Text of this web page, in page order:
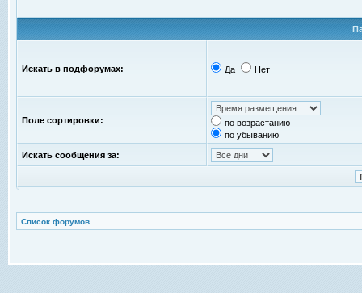
Искать в подфорумах: Да Нет
Поле сортировки:
по возрастанию
по убыванию
Искать сообщения за:
Список форумов